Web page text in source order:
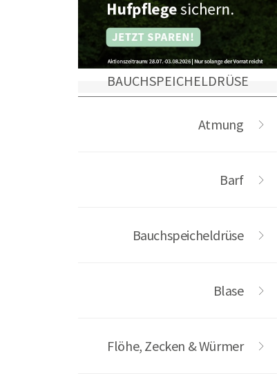
BAUCHSPEICHELDRÜSE
Atmung
Barf
Bauchspeicheldrüse
Blase
Flöhe, Zecken & Würmer